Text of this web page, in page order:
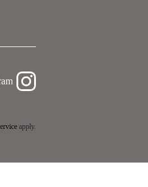
apply.